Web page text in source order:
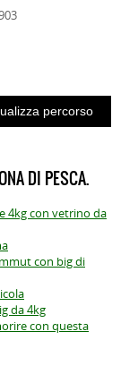
DI PESCA.
4kg con vetrino da
con big di
da 4kg
con questa